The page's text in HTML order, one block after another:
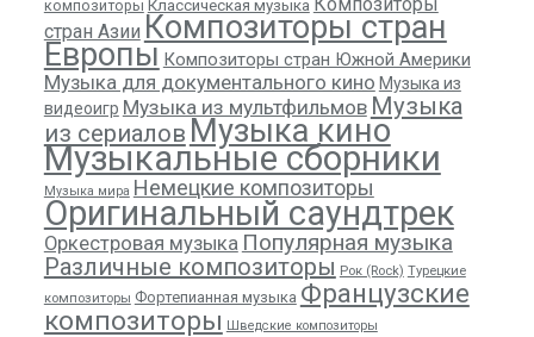
композиторы Классическая музыка
стран Азии Композиторы стран
Европы Композиторы стран Южной Америки
Музыка для документального кино Музыка из
видеоигр Музыка из мультфильмов Музыка
из сериалов Музыка кино
Музыкальные сборники
Музыка мира Немецкие композиторы
Оригинальный саундтрек
Оркестровая музыка Популярная музыка
Различные композиторы Рок (Rock) Турецкие
композиторы Фортепианная музыка Французские
композиторы Шведские композиторы